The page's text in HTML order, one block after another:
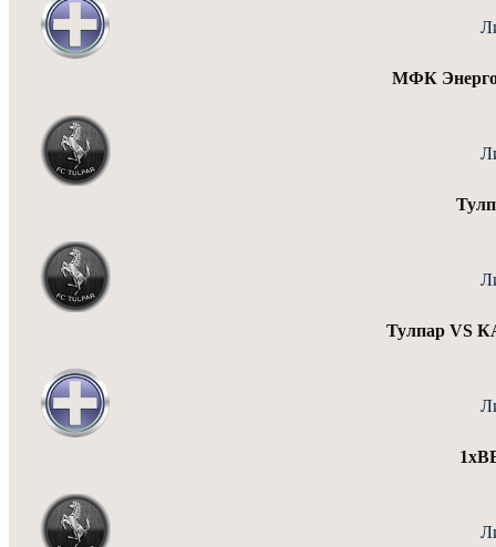
МФК
Тулпар VS